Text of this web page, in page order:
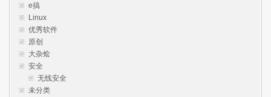
e搞
Linux
优秀软件
原创
大杂烩
安全
无线安全
未分类